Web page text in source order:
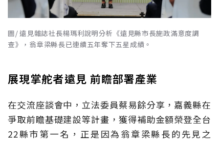
圖/ 遠見雜誌社長楊瑪利說明分析《遠見縣市長施政滿意度調
查》，翁章梁縣長已連續五年奪下五星成績。
展現掌舵者遠見 前瞻部署產業
在交流座談會中，立法委員蔡易餘分享，嘉義縣在
爭取前瞻基礎建設等計畫，獲得補助金額榮登全台
22縣市第一名，正是因為翁章梁縣長的先見之